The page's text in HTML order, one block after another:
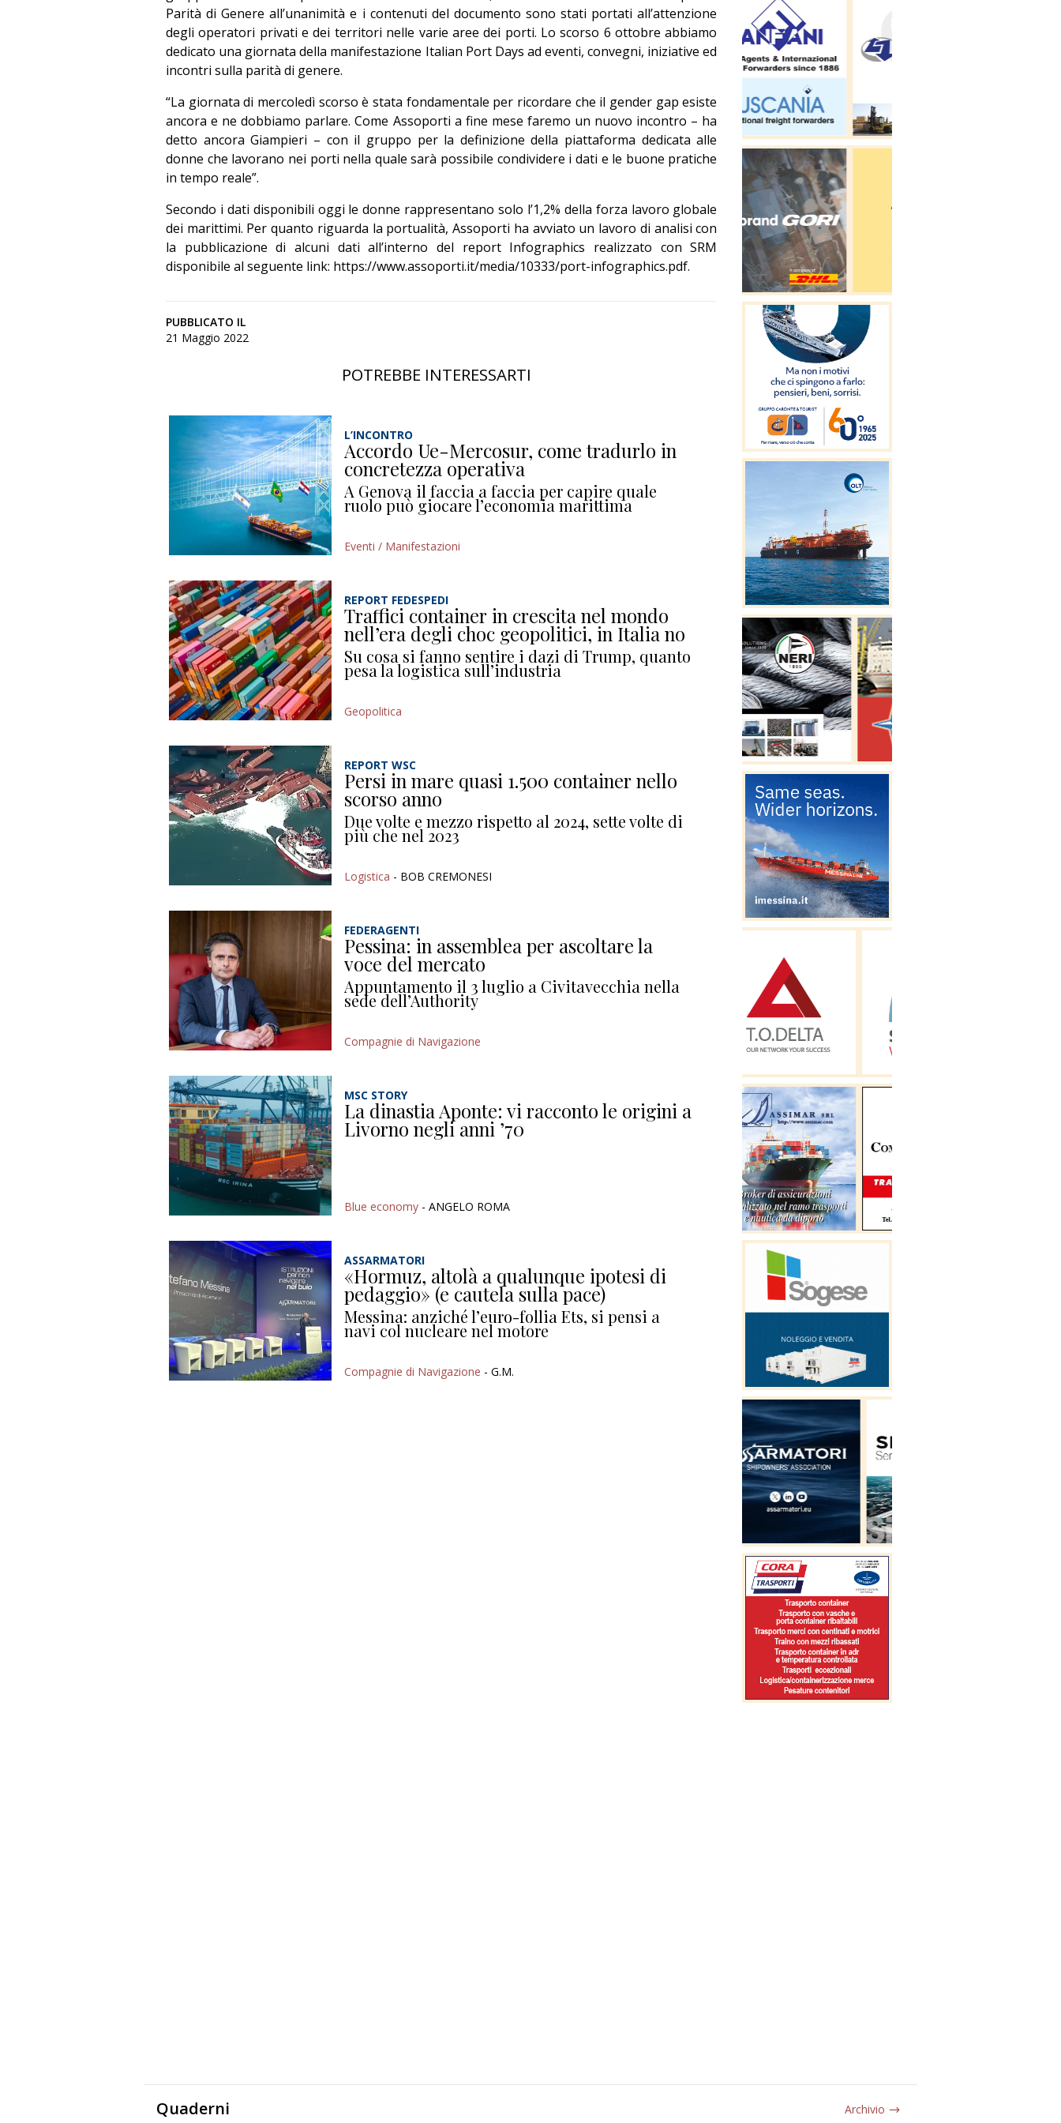
Parità di Genere all’unanimità e i contenuti del documento sono stati portati all’attenzione
degli operatori privati e dei territori nelle varie aree dei porti. Lo scorso 6 ottobre abbiamo
dedicato una giornata della manifestazione Italian Port Days ad eventi, convegni, iniziative ed
incontri sulla parità di genere.
“La giornata di mercoledì scorso è stata fondamentale per ricordare che il gender gap esiste
ancora e ne dobbiamo parlare. Come Assoporti a fine mese faremo un nuovo incontro – ha
detto ancora Giampieri – con il gruppo per la definizione della piattaforma dedicata alle
donne che lavorano nei porti nella quale sarà possibile condividere i dati e le buone pratiche
in tempo reale”.
Secondo i dati disponibili oggi le donne rappresentano solo l’1,2% della forza lavoro globale
dei marittimi. Per quanto riguarda la portualità, Assoporti ha avviato un lavoro di analisi con
la pubblicazione di alcuni dati all’interno del report Infographics realizzato con SRM
disponibile al seguente link: https://www.assoporti.it/media/10333/port-infographics.pdf.
PUBBLICATO IL
21 Maggio 2022
POTREBBE INTERESSARTI
L’INCONTRO
Accordo Ue-Mercosur, come tradurlo in
concretezza operativa
A Genova il faccia a faccia per capire quale
ruolo può giocare l’economia marittima
Eventi / Manifestazioni
REPORT FEDESPEDI
Traffici container in crescita nel mondo
nell’era degli choc geopolitici, in Italia no
Su cosa si fanno sentire i dazi di Trump, quanto
pesa la logistica sull’industria
Geopolitica
REPORT WSC
Persi in mare quasi 1.500 container nello
scorso anno
Due volte e mezzo rispetto al 2024, sette volte di
più che nel 2023
Logistica - BOB CREMONESI
FEDERAGENTI
Pessina: in assemblea per ascoltare la
voce del mercato
Appuntamento il 3 luglio a Civitavecchia nella
sede dell’Authority
Compagnie di Navigazione
MSC STORY
La dinastia Aponte: vi racconto le origini a
Livorno negli anni ’70
Blue economy - ANGELO ROMA
ASSARMATORI
«Hormuz, altolà a qualunque ipotesi di
pedaggio» (e cautela sulla pace)
Messina: anziché l’euro-follia Ets, si pensi a
navi col nucleare nel motore
Compagnie di Navigazione - G.M.
Quaderni Archivio